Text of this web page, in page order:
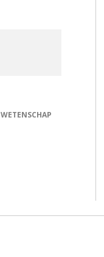
WETENSCHAP